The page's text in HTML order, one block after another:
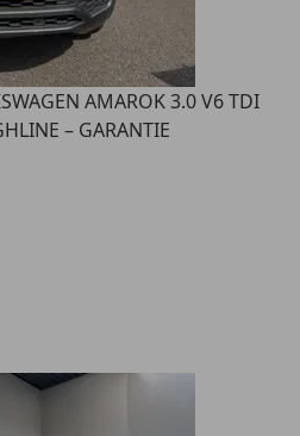
AMAROK 3.0 V6 TDI
– GARANTIE